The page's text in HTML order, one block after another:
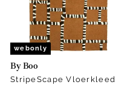
webonly
By Boo
StripeScape Vloerkleed